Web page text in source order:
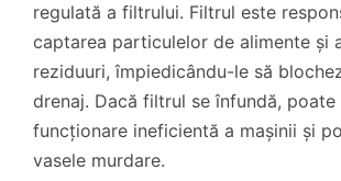
regulată a filtrului. Filtrul este
captarea particulelor de alimente și
reziduuri, împiedicându-le să
drenaj. Dacă filtrul se înfundă, poate
funcționare ineficientă a mașinii și
vasele murdare.